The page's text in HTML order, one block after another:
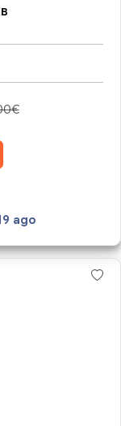
ago